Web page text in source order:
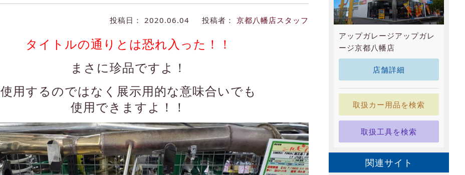
投稿日： 2020.06.04 投稿者： 京都八幡店スタッフ
タイトルの通りとは恐れ入った！！
まさに珍品ですよ！
使用するのではなく展示用的な意味合いでも
使用できますよ！！
アップガレージアップガレ
ージ京都八幡店
店舗詳細
取扱カー用品を検索
取扱工具を検索
関連サイト